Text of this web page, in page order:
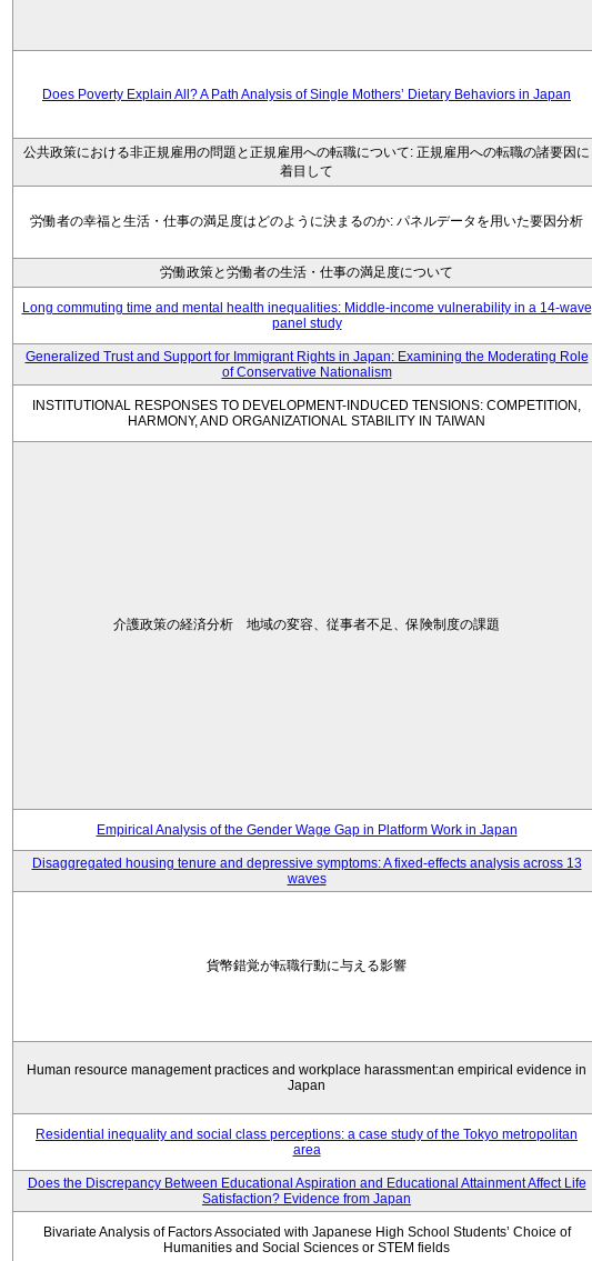
Does Poverty Explain All? A Path Analysis of Single Mothers’ Dietary Behaviors in Japan
公共政策における非正規雇用の問題と正規雇用への転職について: 正規雇用への転職の諸要因に
着目して
労働者の幸福と生活・仕事の満足度はどのように決まるのか: パネルデータを用いた要因分析
労働政策と労働者の生活・仕事の満足度について
Long commuting time and mental health inequalities: Middle-income vulnerability in a 14-wave
panel study
Generalized Trust and Support for Immigrant Rights in Japan: Examining the Moderating Role
of Conservative Nationalism
INSTITUTIONAL RESPONSES TO DEVELOPMENT-INDUCED TENSIONS: COMPETITION,
HARMONY, AND ORGANIZATIONAL STABILITY IN TAIWAN
介護政策の経済分析 地域の変容、従事者不足、保険制度の課題
Empirical Analysis of the Gender Wage Gap in Platform Work in Japan
Disaggregated housing tenure and depressive symptoms: A fixed-effects analysis across 13
waves
貨幣錯覚が転職行動に与える影響
Human resource management practices and workplace harassment:an empirical evidence in
Japan
Residential inequality and social class perceptions: a case study of the Tokyo metropolitan
area
Does the Discrepancy Between Educational Aspiration and Educational Attainment Affect Life
Satisfaction? Evidence from Japan
Bivariate Analysis of Factors Associated with Japanese High School Students’ Choice of
Humanities and Social Sciences or STEM fields